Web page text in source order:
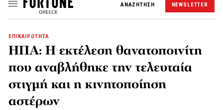
ΑΝΑΖΗΤΗΣΗ NEWSLETTER
ΕΠΙΚΑΙΡΟΤΗΤΑ
ΗΠΑ: Η εκτέλεση θανατοποινίτη
που αναβλήθηκε την τελευταία
στιγμή και η κινητοποίηση
αστέρων